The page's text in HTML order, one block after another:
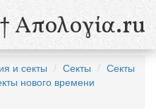
† Απολογία.ru
и секты Секты
Секты
нового времени